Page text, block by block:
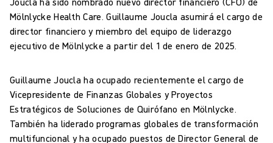
Mölnlycke Health Care. Guillaume Joucla asumirá el cargo de
director financiero y miembro del equipo de liderazgo
ejecutivo de Mölnlycke a partir del 1 de enero de 2025.
Guillaume Joucla ha ocupado recientemente el cargo de
Vicepresidente de Finanzas Globales y Proyectos
Estratégicos de Soluciones de Quirófano en Mölnlycke.
También ha liderado programas globales de transformación
multifuncional y ha ocupado puestos de Director General de